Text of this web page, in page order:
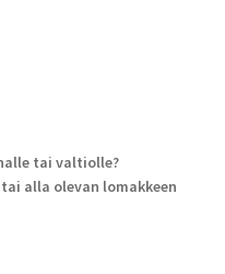
tai valtiolle?
alla olevan lomakkeen